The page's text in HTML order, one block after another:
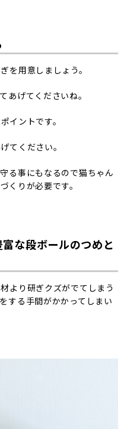
を用意しましょう。
あげてくださいね。
イントです。
てください。
る事にもなるので猫ちゃん
くりが必要です。
な段ボールのつめと
より研ぎクズがでてしまう
する手間がかかってしまい